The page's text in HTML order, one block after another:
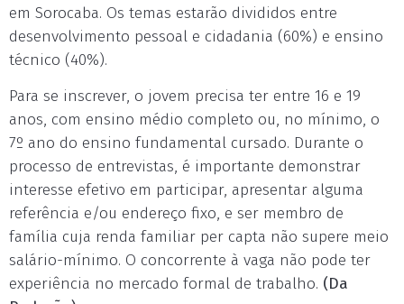
em Sorocaba. Os temas estarão divididos entre
desenvolvimento pessoal e cidadania (60%) e ensino
técnico (40%).
Para se inscrever, o jovem precisa ter entre 16 e 19
anos, com ensino médio completo ou, no mínimo, o
7º ano do ensino fundamental cursado. Durante o
processo de entrevistas, é importante demonstrar
interesse efetivo em participar, apresentar alguma
referência e/ou endereço fixo, e ser membro de
família cuja renda familiar per capta não supere meio
salário-mínimo. O concorrente à vaga não pode ter
experiência no mercado formal de trabalho. (Da